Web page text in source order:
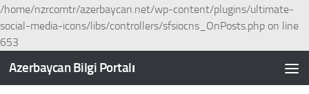
/home/nzrcomtr/azerbaycan.net/wp-content/plugins/ultimate-
social-media-icons/libs/controllers/sfsiocns_OnPosts.php on line
653
Azerbaycan Bilgi Portalı